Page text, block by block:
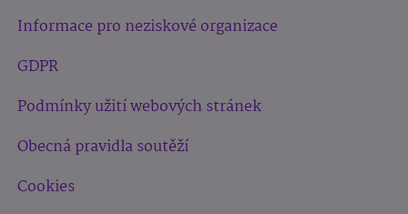
Informace pro neziskové organizace
GDPR
Podmínky užití webových stránek
Obecná pravidla soutěží
Cookies